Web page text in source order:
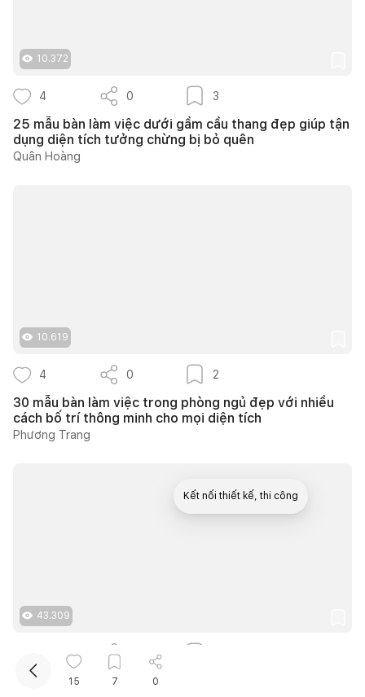
10.372
4 0 3
25 mẫu bàn làm việc dưới gầm cầu thang đẹp giúp tận
dụng diện tích tưởng chừng bị bỏ quên
Quân Hoàng
10.619
4 0 2
30 mẫu bàn làm việc trong phòng ngủ đẹp với nhiều
cách bố trí thông minh cho mọi diện tích
Phương Trang
43.309
Nhà 1 tầng sân vườn ở Trà Vinh dành 450m2 cho
15 7 0
Kết nối thiết kế, thi công